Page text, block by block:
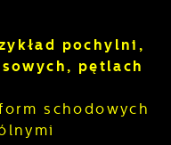
pochylni,
pętlach
schodowych